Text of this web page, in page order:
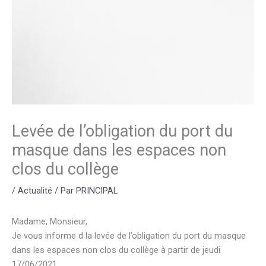
Levée de l’obligation du port du
masque dans les espaces non
clos du collège
/ Actualité / Par PRINCIPAL
Madame, Monsieur,
Je vous informe d la levée de l’obligation du port du masque
dans les espaces non clos du collège à partir de jeudi